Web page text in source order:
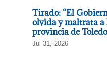
Tirado: “El
olvida y maltrata a
provincia de
Jul 31, 2026